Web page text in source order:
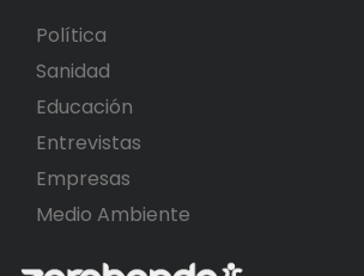
Política
Sanidad
Educación
Entrevistas
Empresas
Medio Ambiente